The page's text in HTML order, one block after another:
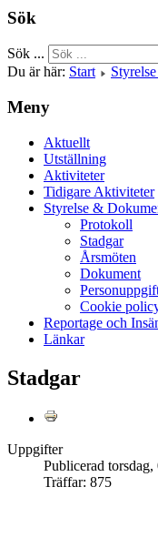
Sök
Sök ...
Du är här: Start
Meny
Aktuellt
Utställning
Aktiviteter
Tidigare Aktiviteter
Styrelse &
Protokoll
Stadgar
Årsmöten
Dokument
Cookie
Reportage och
Länkar
Stadgar
Uppgifter
Publicerad
Träffar: 875